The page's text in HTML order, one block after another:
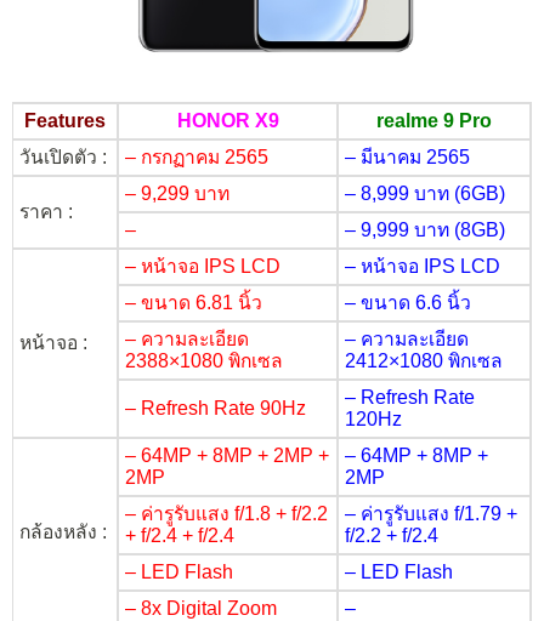
Features HONOR X9
realme 9 Pro
วันเปิดตัว :
– กรกฏาคม 2565 – มีนาคม 2565
ราคา :
– 9,299 บาท
– 8,999 บาท (6GB)
–
– 9,999 บาท (8GB)
หน้าจอ :
– หน้าจอ IPS LCD
– หน้าจอ IPS LCD
– ขนาด 6.81 นิ้ว
– ขนาด 6.6 นิ้ว
– ความละเอียด
2388×1080 พิกเซล
– ความละเอียด
2412×1080 พิกเซล
– Refresh Rate 90Hz
– Refresh Rate
120Hz
กล้องหลัง :
– 64MP + 8MP + 2MP +
2MP
– 64MP + 8MP +
2MP
– ค่ารูรับแสง f/1.8 + f/2.2
+ f/2.4 + f/2.4
– ค่ารูรับแสง f/1.79 +
f/2.2 + f/2.4
– LED Flash
– LED Flash
– 8x Digital Zoom
–